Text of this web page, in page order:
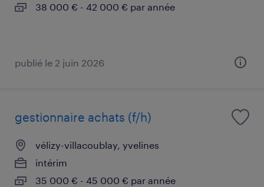
38 000 € - 42 000 € par année
publié le 2 juin 2026
gestionnaire achats (f/h)
vélizy-villacoublay, yvelines
intérim
35 000 € - 45 000 € par année